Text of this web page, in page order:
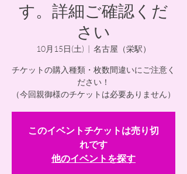
す。詳細ご確認くだ
さい
10月15日(土)
  |
名古屋（栄駅）
チケットの購入種類・枚数間違いにご注意く
ださい！
（今回親御様のチケットは必要ありません）
このイベントチケットは売り切
れです
他のイベントを探す